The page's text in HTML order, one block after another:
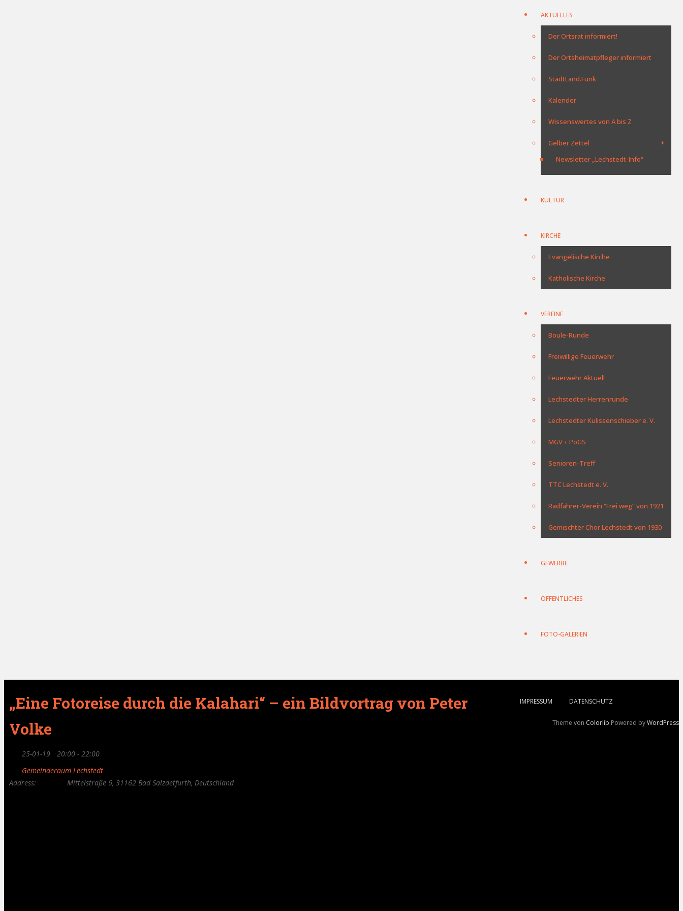
AKTUELLES
Der Ortsrat informiert!
Der Ortsheimatpfleger informiert
StadtLand.Funk
Kalender
Wissenswertes von A bis Z
Gelber Zettel
Newsletter „Lechstedt-Info“
KULTUR
KIRCHE
Evangelische Kirche
Katholische Kirche
VEREINE
Boule-Runde
Freiwillige Feuerwehr
Feuerwehr Aktuell
Lechstedter Herrenrunde
Lechstedter Kulissenschieber e. V.
MGV + PoGS
Senioren-Treff
TTC Lechstedt e. V.
Radfahrer-Verein “Frei weg” von 1921
Gemischter Chor Lechstedt von 1930
GEWERBE
ÖFFENTLICHES
FOTO-GALERIEN
„Eine Fotoreise durch die Kalahari“ – ein Bildvortrag von Peter
Volke
25-01-19
20:00 - 22:00
Gemeinderaum Lechstedt
Address:
Mittelstraße 6, 31162 Bad Salzdetfurth, Deutschland
IMPRESSUM DATENSCHUTZ
Theme von Colorlib Powered byWordPress